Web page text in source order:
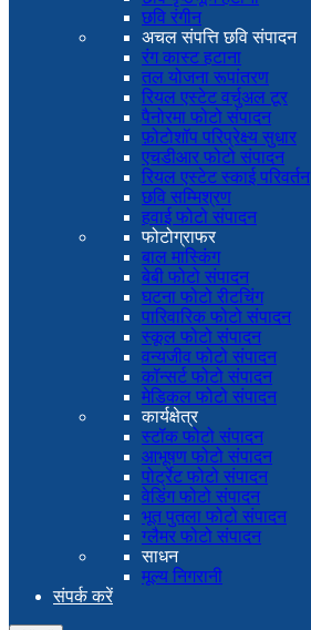
छवि रंगीन
अचल संपत्ति छवि संपादन
रंग कास्ट हटाना
तल योजना रूपांतरण
रियल एस्टेट वर्चुअल टूर
पैनोरमा फोटो संपादन
फ़ोटोशॉप परिप्रेक्ष्य सुधार
एचडीआर फोटो संपादन
रियल एस्टेट स्काई परिवर्तन
छवि सम्मिश्रण
हवाई फोटो संपादन
फोटोग्राफर
बाल मास्किंग
बेबी फोटो संपादन
घटना फोटो रीटचिंग
पारिवारिक फोटो संपादन
स्कूल फोटो संपादन
वन्यजीव फोटो संपादन
कॉन्सर्ट फोटो संपादन
मेडिकल फोटो संपादन
कार्यक्षेत्र
स्टॉक फोटो संपादन
आभूषण फोटो संपादन
पोर्ट्रेट फोटो संपादन
वेडिंग फोटो संपादन
भूत पुतला फोटो संपादन
ग्लैमर फोटो संपादन
साधन
मूल्य निगरानी
संपर्क करें